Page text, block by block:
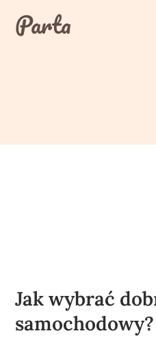
contentParta
Jak wybrać
samochodowy?